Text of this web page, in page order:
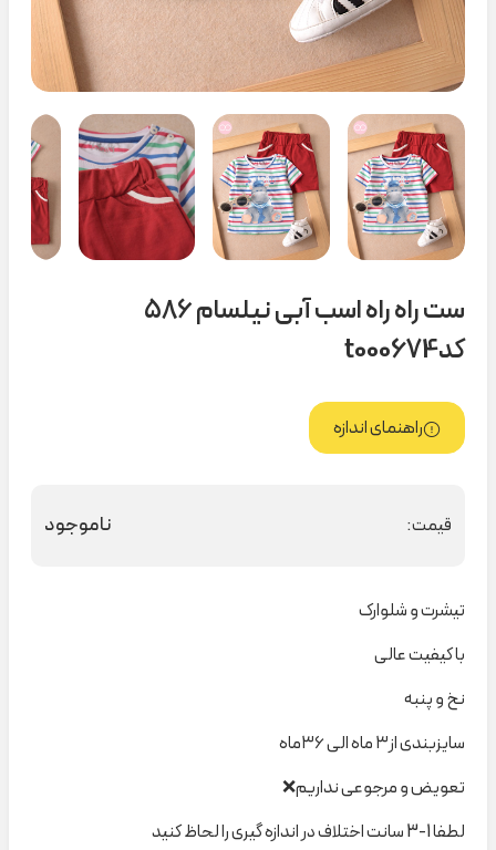
ست راه راه اسب آبی نیلسام ۵۸۶
کدt000674
راهنمای اندازه
قیمت: ناموجود
تیشرت و شلوارک
با کیفیت عالی
نخ و پنبه
سایزبندی از۳ ماه الی ۳۶ماه
تعویض و مرجوعی نداریم❌
لطفا 1-3 سانت اختلاف در اندازه گیری را لحاظ کنید